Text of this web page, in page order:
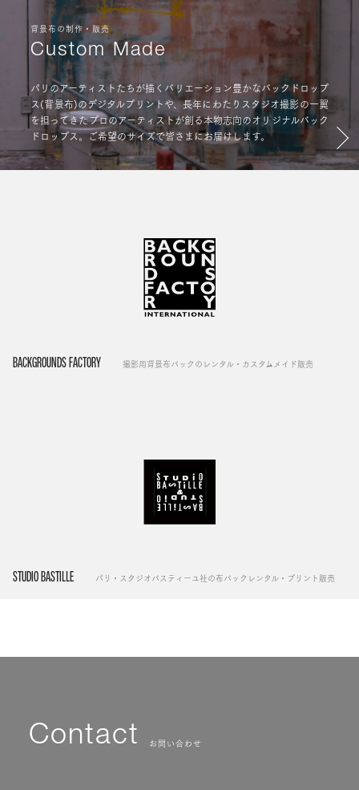
背景布の制作・販売
Custom Made
パリのアーティストたちが描くバリエーション豊かなバックドロップ
ス(背景布)のデジタルプリントや、長年にわたりスタジオ撮影の一翼
を担ってきたプロのアーティストが創る本物志向のオリジナルバック
ドロップス。ご希望のサイズで皆さまにお届けします。
BACKGROUNDS FACTORY 撮影用背景布バックのレンタル・カスタムメイド販売
STUDIO BASTILLE パリ・スタジオバスティーユ社の布バックレンタル・プリント販売
Contact お問い合わせ